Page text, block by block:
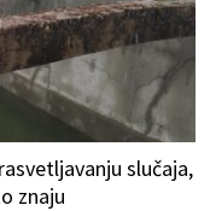
slučaja,
znaju